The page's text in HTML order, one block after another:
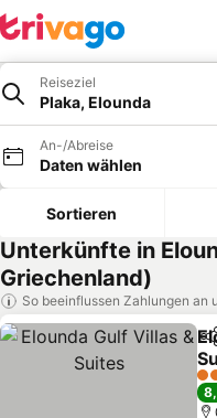
Reiseziel
Plaka, Elounda
An-/Abreise
Daten wählen
Sortieren
Unterkünfte in
Griechenland)
So beeinflussen Zahlungen an
5